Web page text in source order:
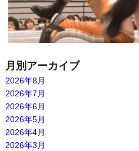
月別アーカイブ
2026年8月
2026年7月
2026年6月
2026年5月
2026年4月
2026年3月